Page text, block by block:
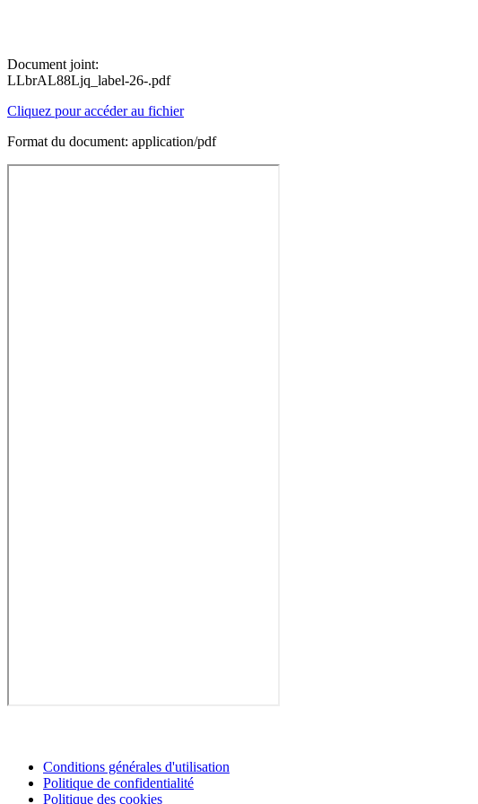
Document joint:
LLbrAL88Ljq_label-26-.pdf
Cliquez pour accéder au fichier
Format du document: application/pdf
Conditions générales d'utilisation
Politique de confidentialité
Politique des cookies